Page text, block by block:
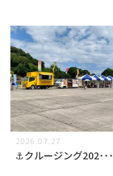
2026.07.27
⚓クルージング202･･･